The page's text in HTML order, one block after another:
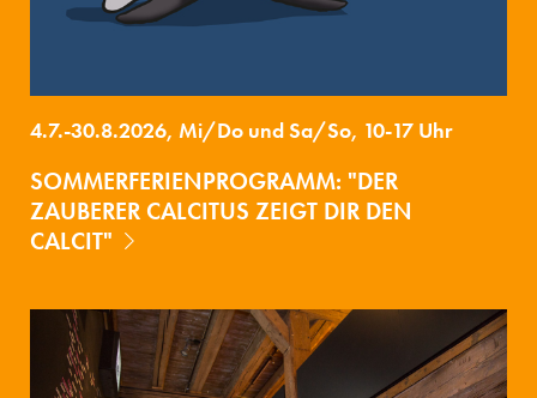
4.7.-30.8.2026, Mi/Do und Sa/So, 10-17 Uhr
SOMMERFERIENPROGRAMM: "DER
ZAUBERER CALCITUS ZEIGT DIR DEN
CALCIT"